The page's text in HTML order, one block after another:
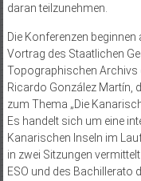
daran teilzunehmen.
Die Konferenzen
Vortrag des Staatlichen
Topographischen Archivs
Ricardo González Martín,
zum Thema „Die
Es handelt sich um eine
Kanarischen Inseln im
in zwei Sitzungen
ESO und des Bachillerato